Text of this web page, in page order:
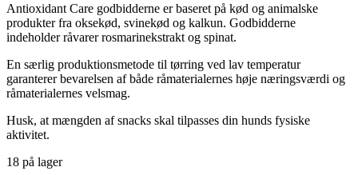
Antioxidant Care godbidderne er baseret på kød og animalske
produkter fra oksekød, svinekød og kalkun. Godbidderne
indeholder råvarer rosmarinekstrakt og spinat.
En særlig produktionsmetode til tørring ved lav temperatur
garanterer bevarelsen af både råmaterialernes høje næringsværdi og
råmaterialernes velsmag.
Husk, at mængden af snacks skal tilpasses din hunds fysiske
aktivitet.
18 på lager